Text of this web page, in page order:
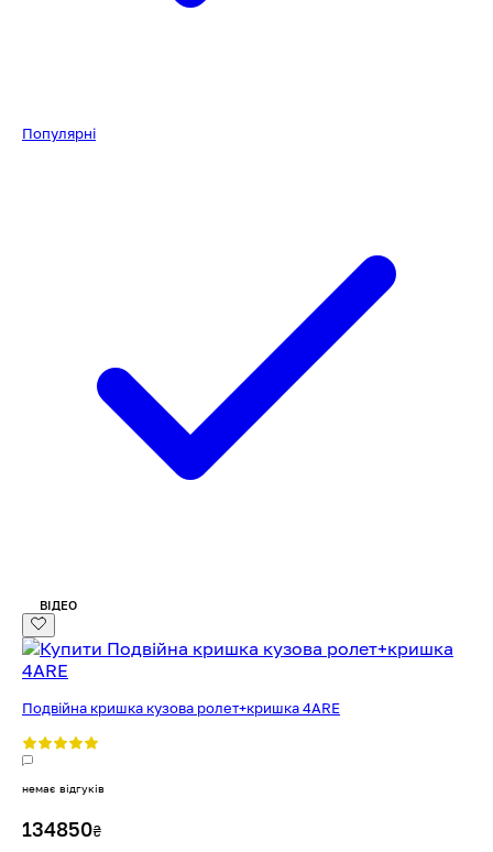
Популярні
ВІДЕО
Подвійна кришка кузова ролет+кришка 4ARE
немає відгуків
134850₴